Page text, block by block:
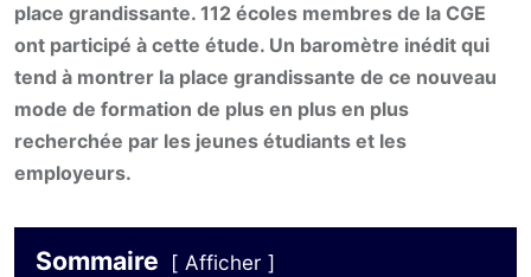
place grandissante. 112 écoles membres de la CGE
ont participé à cette étude. Un baromètre inédit qui
tend à montrer la place grandissante de ce nouveau
mode de formation de plus en plus en plus
recherchée par les jeunes étudiants et les
employeurs.
Sommaire Afficher